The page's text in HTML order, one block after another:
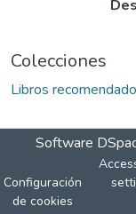
Colecciones
Libros
Software
Configuración
de cookies